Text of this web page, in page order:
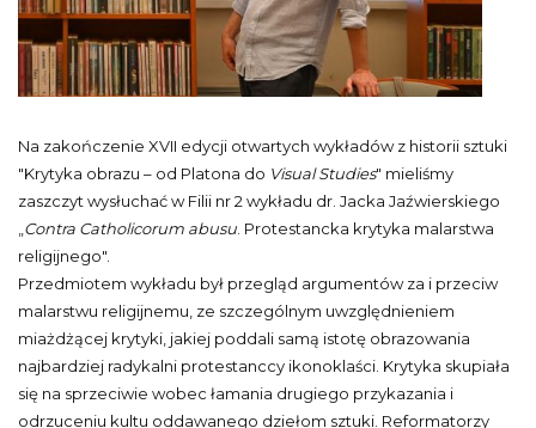
Na zakończenie XVII edycji otwartych wykładów z historii sztuki
"Krytyka obrazu – od Platona do Visual Studies" mieliśmy
zaszczyt wysłuchać w Filii nr 2 wykładu dr. Jacka Jaźwierskiego
Contra Catholicorum abusu . Protestancka krytyka malarstwa
religijnego".
Przedmiotem wykładu był przegląd argumentów za i przeciw
malarstwu religijnemu, ze szczególnym uwzględnieniem
miażdżącej krytyki, jakiej poddali samą istotę obrazowania
najbardziej radykalni protestanccy ikonoklaści. Krytyka skupiała
się na sprzeciwie wobec łamania drugiego przykazania i
odrzuceniu kultu oddawanego dziełom sztuki. Reformatorzy